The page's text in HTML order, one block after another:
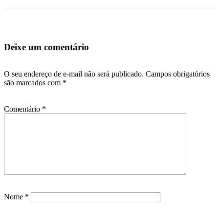
Deixe um comentário
O seu endereço de e-mail não será publicado. Campos obrigatórios
são marcados com *
Comentário *
Nome *